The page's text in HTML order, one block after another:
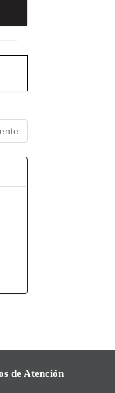
de Atención